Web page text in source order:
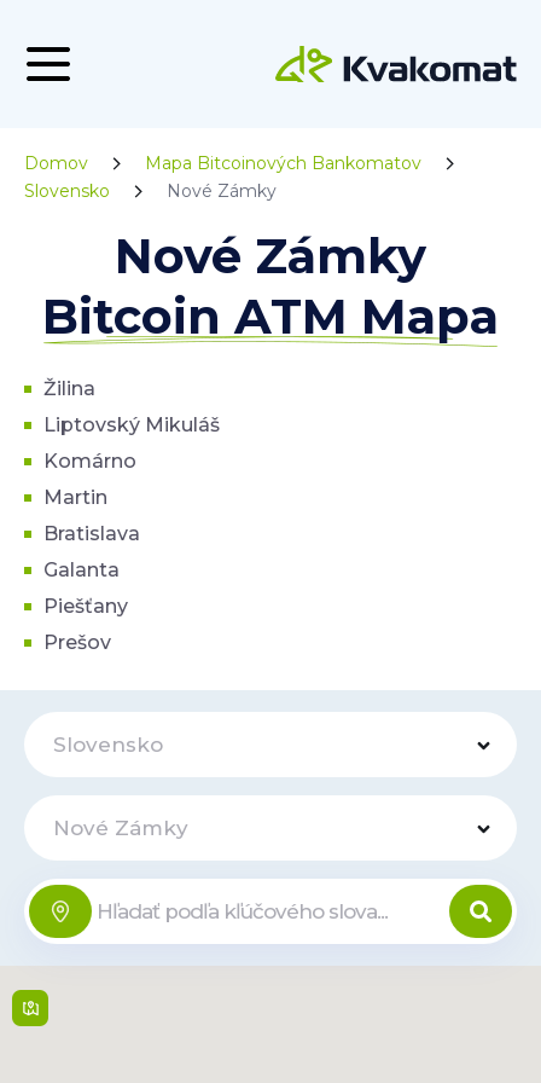
Domov
Mapa Bitcoinových Bankomatov
Slovensko
Nové Zámky
Nové Zámky
Bitcoin ATM Mapa
Žilina
Liptovský Mikuláš
Komárno
Martin
Bratislava
Galanta
Piešťany
Prešov
Slovensko
Nové Zámky